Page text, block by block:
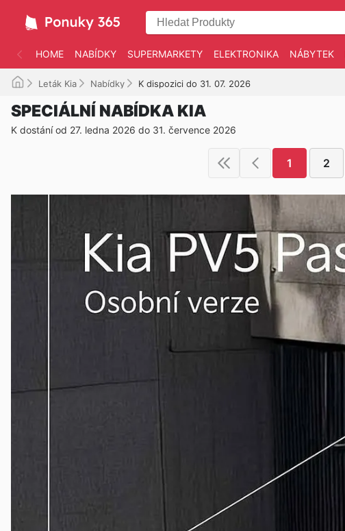
HOME NABÍDKY SUPERMARKETY ELEKTRONIKA NÁBYTEK
Leták Kia Nabídky K dispozici do 31. 07. 2026
SPECIÁLNÍ NABÍDKA KIA
K dostání od 27. ledna 2026 do 31. července 2026
1 2